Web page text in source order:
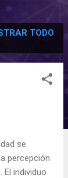
TODO
se
percepción
El individuo